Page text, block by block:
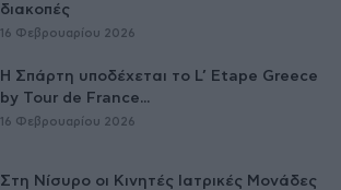
διακοπές
16 Φεβρουαρίου 2026
Η Σπάρτη υποδέχεται το L’ Etape Greece
by Tour de France...
16 Φεβρουαρίου 2026
Στη Νίσυρο οι Κινητές Ιατρικές Μονάδες